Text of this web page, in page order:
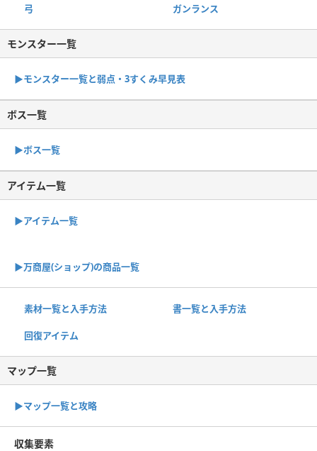
弓 ガンランス
モンスター一覧
▶︎モンスター一覧と弱点・3すくみ早見表
ボス一覧
▶︎ボス一覧
アイテム一覧
▶アイテム一覧
▶︎万商屋(ショップ)の商品一覧
素材一覧と入手方法 書一覧と入手方法
回復アイテム
マップ一覧
▶︎マップ一覧と攻略
収集要素